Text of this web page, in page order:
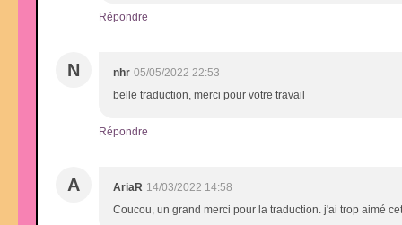
Répondre
N nhr 05/05/2022 22:53
belle traduction, merci pour votre travail
Répondre
A AriaR 14/03/2022 14:58
Coucou, un grand merci pour la traduction. j'ai trop aimé